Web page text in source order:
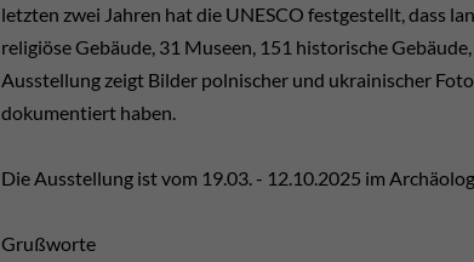
letzten zwei Jahren hat die UNESCO festgestellt, dass
religiöse Gebäude, 31 Museen, 151 historische
Ausstellung zeigt Bilder polnischer und ukrainischer
dokumentiert haben.
Die Ausstellung ist vom 19.03. - 12.10.2025 im
Grußworte